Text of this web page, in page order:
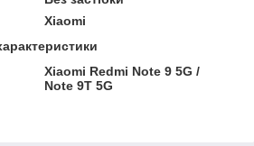
Xiaomi
Xiaomi Redmi Note 9 5G /
Note 9T 5G